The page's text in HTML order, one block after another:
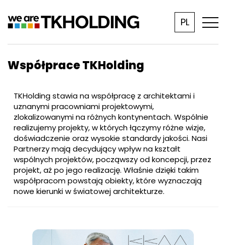
PL
Współprace TKHolding
TKHolding stawia na współpracę z architektami i
uznanymi pracowniami projektowymi,
zlokalizowanymi na różnych kontynentach. Wspólnie
realizujemy projekty, w których łączymy różne wizje,
doświadczenie oraz wysokie standardy jakości. Nasi
Partnerzy mają decydujący wpływ na kształt
wspólnych projektów, począwszy od koncepcji, przez
projekt, aż po jego realizację. Właśnie dzięki takim
współpracom powstają obiekty, które wyznaczają
nowe kierunki w światowej architekturze.